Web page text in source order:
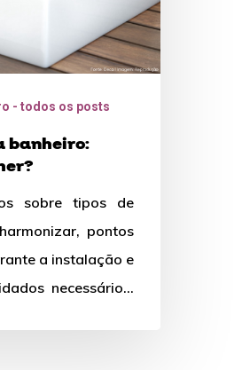
- todos os posts
banheiro:
sobre tipos de
pontos
a instalação e
necessários.